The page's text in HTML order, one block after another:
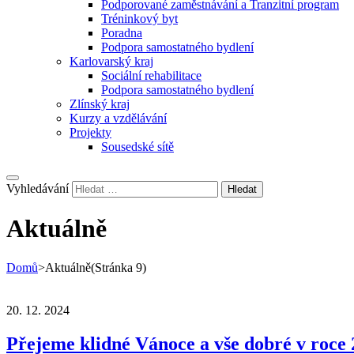
Podporované zaměstnávání a Tranzitní program
Tréninkový byt
Poradna
Podpora samostatného bydlení
Karlovarský kraj
Sociální rehabilitace
Podpora samostatného bydlení
Zlínský kraj
Kurzy a vzdělávání
Projekty
Sousedské sítě
Vyhledávání
Aktuálně
Domů>Aktuálně(Stránka 9)
20. 12. 2024
Přejeme klidné Vánoce a vše dobré v roce